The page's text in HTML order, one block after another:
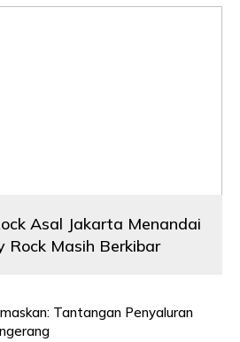
Asal Jakarta Menandai
Rock Masih Berkibar
Tantangan Penyaluran